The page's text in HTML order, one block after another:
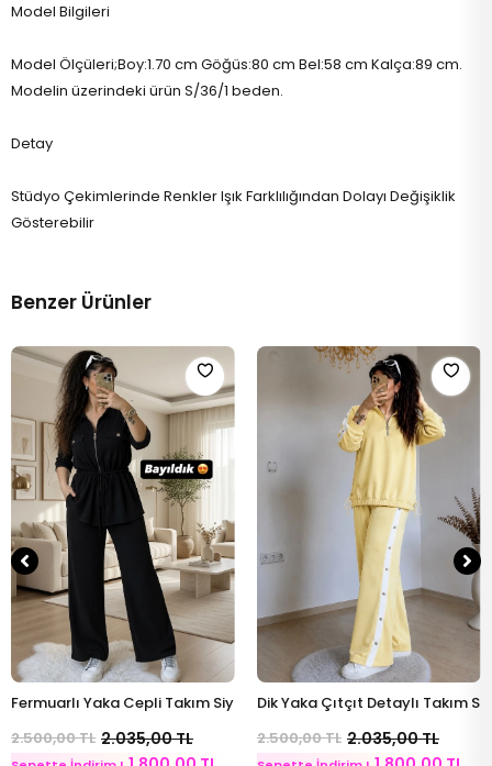
Model Bilgileri
Model Ölçüleri;Boy:1.70 cm Göğüs:80 cm Bel:58 cm Kalça:89 cm.
Modelin üzerindeki ürün S/36/1 beden.
Detay
Stüdyo Çekimlerinde Renkler Işık Farklılığından Dolayı Değişiklik
Gösterebilir
Benzer Ürünler
Sepete Ekle
Fermuarlı Yaka Cepli Takım Siyah
2.500,00 TL 2.035,00 TL
Sepete Ekle
Dik Yaka Çıtçıt Detaylı Takım
2.500,00 TL 2.035,00 TL